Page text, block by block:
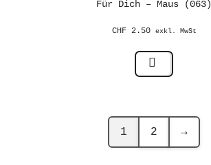
Für Dich – Maus (063)
CHF2.50 exkl. MwSt
1 2 →